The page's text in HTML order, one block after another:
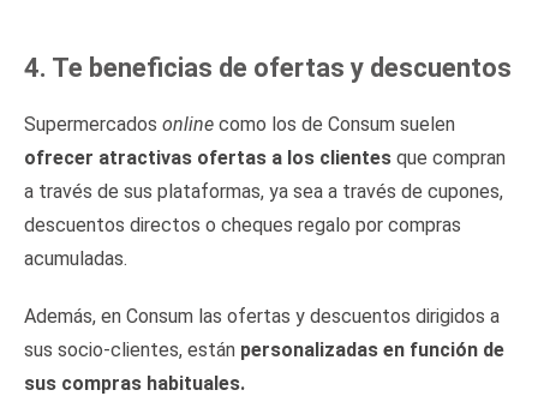
4. Te beneficias de ofertas y descuentos
Supermercados online como los de Consum suelen
ofrecer atractivas ofertas a los clientes que compran
a través de sus plataformas, ya sea a través de cupones,
descuentos directos o cheques regalo por compras
acumuladas.
Además, en Consum las ofertas y descuentos dirigidos a
sus socio-clientes, están personalizadas en función de
sus compras habituales.